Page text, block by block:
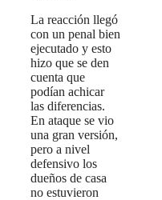
La reacción llegó
con un penal bien
ejecutado y esto
hizo que se den
cuenta que
podían achicar
las diferencias.
En ataque se vio
una gran versión,
pero a nivel
defensivo los
dueños de casa
no estuvieron